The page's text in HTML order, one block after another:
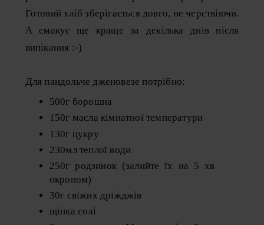
Готовий хліб зберігається довго, не черствіючи.
А смакує ще краще за декілька днів після
випікання :-)
Для пандольче дженовезе потрібно:
500г борошна
150г масла кімнатної температури
130г цукру
230мл теплої води
250г родзинок (залийте їх на 5 хв
окропом)
30г свіжих дріжджів
щіпка солі